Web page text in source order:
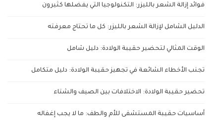
فوائد إزالة الشعر بالليزر: التكنولوجيا التي يفضلها كثيرون
الدليل الشامل لإزالة الشعر بالليزر: كل ما تحتاج معرفته
الوقت المثالي لتحضير حقيبة الولادة: دليل شامل
تجنب الأخطاء الشائعة في تجهيز حقيبة الولادة: دليل متكامل
تحضير حقيبة الولادة: الاختلافات بين الصيف والشتاء
أساسيات حقيبة المستشفى للأم والطف: ما لا يجب إغفاله